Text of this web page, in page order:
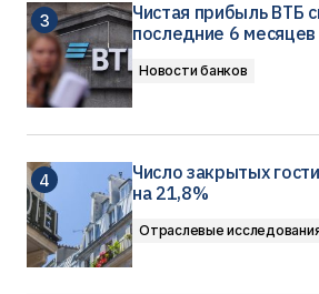
Чистая прибыль ВТБ
последние 6 месяцев
Новости банков
Число закрытых
на 21,8%
Отраслевые